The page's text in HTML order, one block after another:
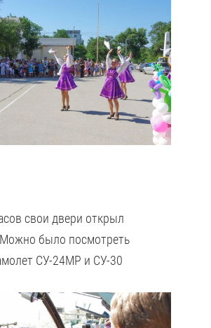
свои двери открыл
было посмотреть
СУ-24МР и СУ-30